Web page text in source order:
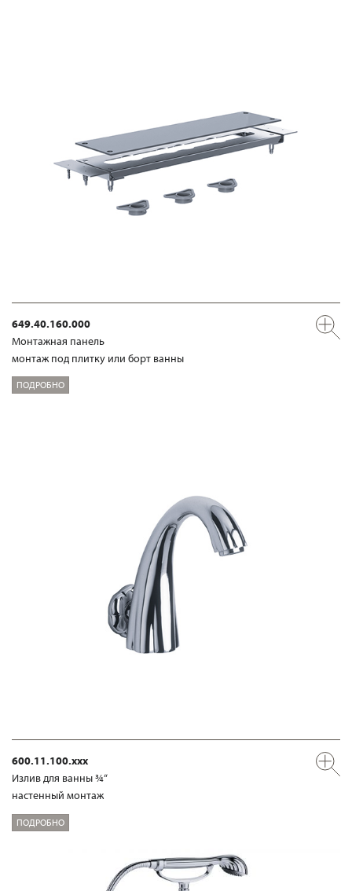
649.40.160.000
Mонтажная панель
монтаж под плитку или борт ванны
ПОДРОБНО
600.11.100.xxx
Излив для ванны ¾“
настенный монтаж
ПОДРОБНО